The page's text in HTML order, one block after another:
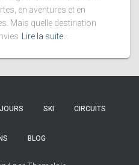
en aventures et en
Mais quelle destination
Lire la suite…
SKI CIRCUITS
BLOG